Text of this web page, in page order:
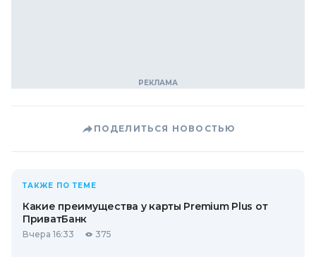
ПОДЕЛИТЬСЯ НОВОСТЬЮ
ТАКЖЕ ПО ТЕМЕ
Какие преимущества у карты Premium Plus от
ПриватБанк
Вчера 16:33 375